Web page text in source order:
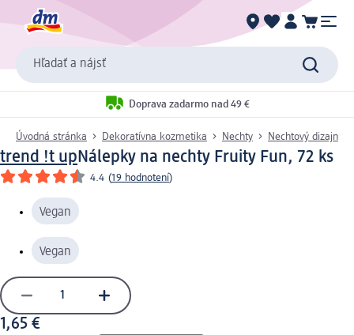
Hľadať a nájsť
Doprava zadarmo nad 49 €
Úvodná stránka Dekoratívna kozmetika Nechty Nechtový dizajn
trend !t upNálepky na nechty Fruity Fun, 72 ks
4.4 (19 hodnotení)
Vegan
Vegan
1,65 €